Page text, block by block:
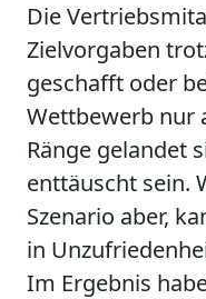
Die
Zielvorgaben
geschafft oder
Wettbewerb nur
Ränge gelandet
enttäuscht sein.
Szenario aber,
in
Im Ergebnis